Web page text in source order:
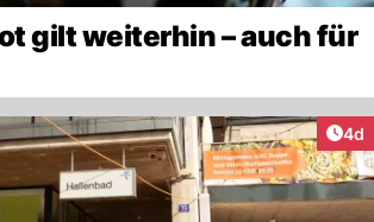
gilt weiterhin – auch für
4d